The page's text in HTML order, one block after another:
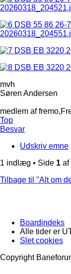
mvh
Søren Andersen
medlem af
Top
Besvar
Udskriv emne
1 indlæg • Side 1 af
Tilbage til "Alt om
Boardindeks
Alle tider er
Slet cookies
Copyright